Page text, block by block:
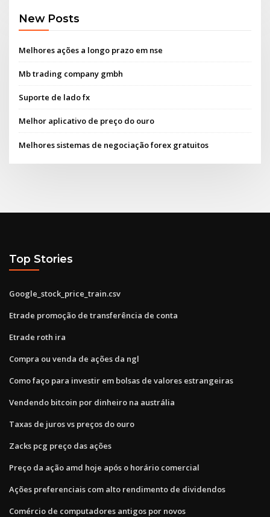
New Posts
Melhores ações a longo prazo em nse
Mb trading company gmbh
Suporte de lado fx
Melhor aplicativo de preço do ouro
Melhores sistemas de negociação forex gratuitos
Top Stories
Google_stock_price_train.csv
Etrade promoção de transferência de conta
Etrade roth ira
Compra ou venda de ações da ngl
Como faço para investir em bolsas de valores estrangeiras
Vendendo bitcoin por dinheiro na austrália
Taxas de juros vs preços do ouro
Zacks pcg preço das ações
Preço da ação amd hoje após o horário comercial
Ações preferenciais com alto rendimento de dividendos
Comércio de computadores antigos por novos